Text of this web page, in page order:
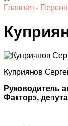
Главная -
Куприянов
Руководитель
Фактор»,